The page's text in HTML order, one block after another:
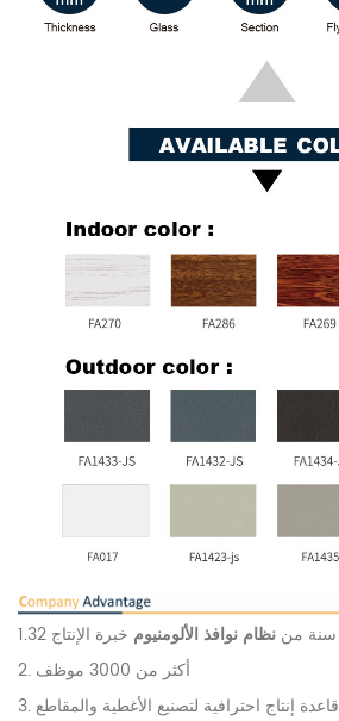
1.32 سنة من نظام نوافذ الألومنيوم خبرة الإنتاج
2. أكثر من 3000 موظف
3. قاعدة إنتاج احترافية لتصنيع الأغطية والمقاطع